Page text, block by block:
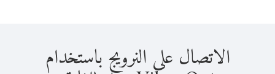
الاتصال على النرويج باستخدام